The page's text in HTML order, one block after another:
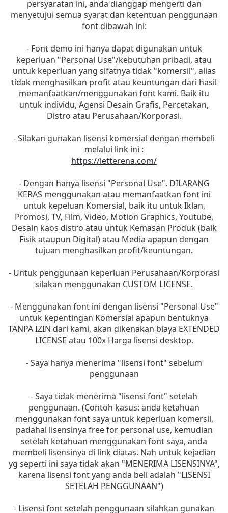
persyaratan ini, anda dianggap mengerti dan
menyetujui semua syarat dan ketentuan penggunaan
font dibawah ini:
- Font demo ini hanya dapat digunakan untuk
keperluan "Personal Use"/kebutuhan pribadi, atau
untuk keperluan yang sifatnya tidak "komersil", alias
tidak menghasilkan profit atau keuntungan dari hasil
memanfaatkan/menggunakan font kami. Baik itu
untuk individu, Agensi Desain Grafis, Percetakan,
Distro atau Perusahaan/Korporasi.
- Silakan gunakan lisensi komersial dengan membeli
melalui link ini :
https://letterena.com/
- Dengan hanya lisensi "Personal Use", DILARANG
KERAS menggunakan atau memanfaatkan font ini
untuk kepeluan Komersial, baik itu untuk Iklan,
Promosi, TV, Film, Video, Motion Graphics, Youtube,
Desain kaos distro atau untuk Kemasan Produk (baik
Fisik ataupun Digital) atau Media apapun dengan
tujuan menghasilkan profit/keuntungan.
- Untuk penggunaan keperluan Perusahaan/Korporasi
silakan menggunakan CUSTOM LICENSE.
- Menggunakan font ini dengan lisensi "Personal Use"
untuk kepentingan Komersial apapun bentuknya
TANPA IZIN dari kami, akan dikenakan biaya EXTENDED
LICENSE atau 100x Harga lisensi desktop.
- Saya hanya menerima "lisensi font" sebelum
penggunaan
- Saya tidak menerima "lisensi font" setelah
penggunaan. (Contoh kasus: anda ketahuan
menggunakan font saya untuk keperluan komersil,
padahal lisensinya free for personal use, kemudian
setelah ketahuan menggunakan font saya, anda
membeli lisensinya di link diatas. Nah untuk kejadian
yg seperti ini saya tidak akan "MENERIMA LISENSINYA",
karena lisensi font yang anda beli adalah "LISENSI
SETELAH PENGGUNAAN")
- Lisensi font setelah penggunaan silahkan gunakan